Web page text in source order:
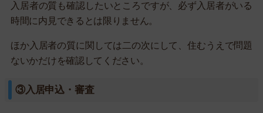
入居者の質も確認したいところですが、必ず入居者がいる
時間に内見できるとは限りません。
ほか入居者の質に関しては二の次にして、住むうえで問題
ないかだけを確認してください。
③入居申込・審査